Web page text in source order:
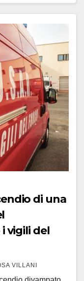
di una
vigili del
VILLANI